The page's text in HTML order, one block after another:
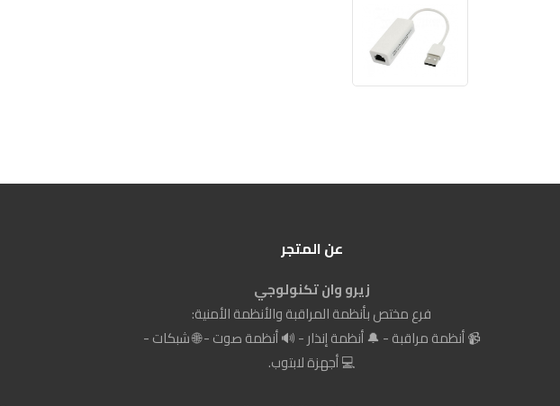
عن المتجر
زيرو وان تكنولوجي
فرع مختص بأنظمة المراقبة والأنظمة الأمنية:
📹 أنظمة مراقبة - 🔔 أنظمة إنذار - 🔊 أنظمة صوت - 🌐 شبكات -
💻 أجهزة لابتوب.